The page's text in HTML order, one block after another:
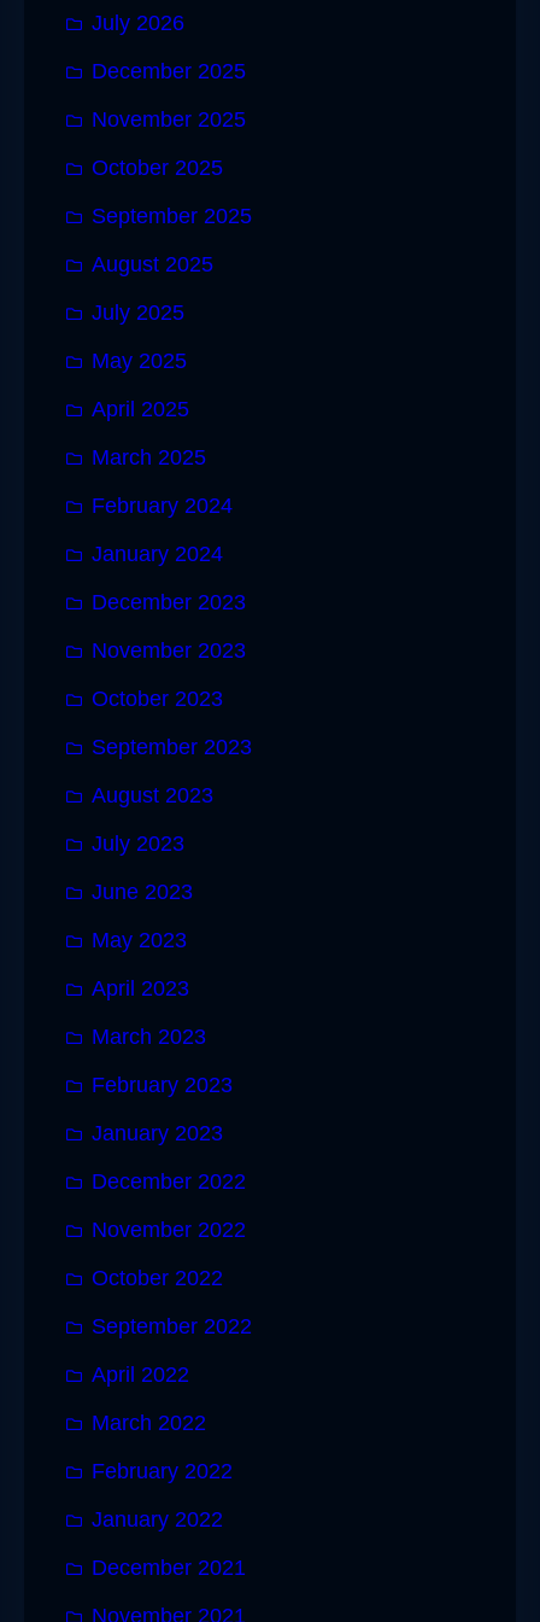
July 2026
December 2025
November 2025
October 2025
September 2025
August 2025
July 2025
May 2025
April 2025
March 2025
February 2024
January 2024
December 2023
November 2023
October 2023
September 2023
August 2023
July 2023
June 2023
May 2023
April 2023
March 2023
February 2023
January 2023
December 2022
November 2022
October 2022
September 2022
April 2022
March 2022
February 2022
January 2022
December 2021
November 2021